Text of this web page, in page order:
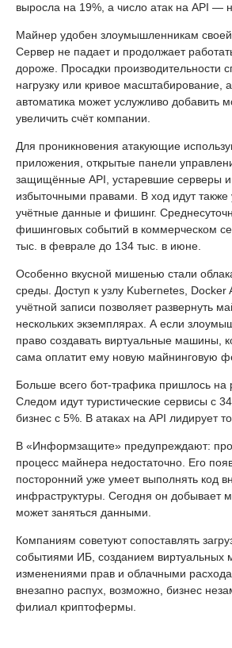
выросла на 19%, а число атак на API —
Майнер удобен злоумышленникам
Сервер не падает и продолжает
дороже. Просадки производительности
нагрузку или кривое масштабирование,
автоматика может услужливо добавить
увеличить счёт компании.
Для проникновения атакующие
приложения, открытые панели
защищённые API, устаревшие серверы
избыточными правами. В ход идут также
учётные данные и фишинг.
фишинговых событий в коммерческом
тыс. в феврале до 134 тыс. в июне.
Особенно вкусной мишенью стали
среды. Доступ к узлу Kubernetes, Docker
учётной записи позволяет развернуть
нескольких экземплярах. А если
право создавать виртуальные машины,
сама оплатит ему новую майнинговую
Больше всего бот-трафика пришлось
Следом идут туристические сервисы с
бизнес с 5%. В атаках на API лидирует
В «Информзащите» предупреждают:
процесс майнера недостаточно. Его
посторонний уже умеет выполнять код
инфраструктуры. Сегодня он добывает
может заняться данными.
Компаниям советуют сопоставлять
событиями ИБ, созданием виртуальных
изменениями прав и облачными
внезапно распух, возможно, бизнес
филиал криптофермы.